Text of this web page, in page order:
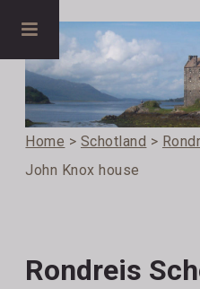
Home > Schotland >
John Knox house
Rondreis